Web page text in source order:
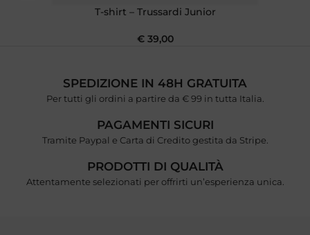
T-shirt – Trussardi Junior
€39,00
SPEDIZIONE IN 48H GRATUITA
Per tutti gli ordini a partire da € 99 in tutta Italia.
PAGAMENTI SICURI
Tramite Paypal e Carta di Credito gestita da Stripe.
PRODOTTI DI QUALITÀ
Attentamente selezionati per offrirti un’esperienza unica.